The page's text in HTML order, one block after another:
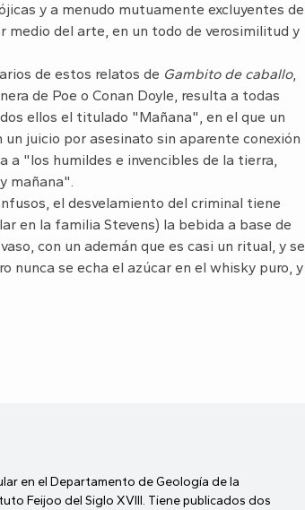
y a menudo mutuamente excluyentes de
medio del arte, en un todo de verosimilitud y
de estos relatos de Gambito de caballo,
de Poe o Conan Doyle, resulta a todas
ellos el titulado "Mañana", en el que un
juicio por asesinato sin aparente conexión
a "los humildes e invencibles de la tierra,
mañana".
el desvelamiento del criminal tiene
en la familia Stevens) la bebida a base de
con un ademán que es casi un ritual, y se
nunca se echa el azúcar en el whisky puro, y
en el Departamento de Geología de la
Feijoo del Siglo XVIII. Tiene publicados dos